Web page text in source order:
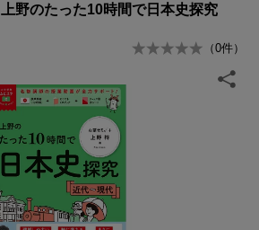
野のたった10時間で日本史探究
（0件）